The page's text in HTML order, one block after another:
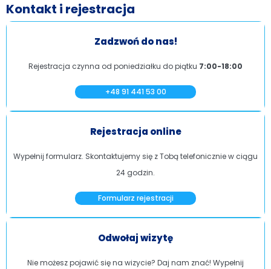
Kontakt i rejestracja
Zadzwoń do nas!
Rejestracja czynna od poniedziałku do piątku 7:00-18:00
+48 91 441 53 00
Rejestracja online
Wypełnij formularz. Skontaktujemy się z Tobą telefonicznie w ciągu
24 godzin.
Formularz rejestracji
Odwołaj wizytę
Nie możesz pojawić się na wizycie? Daj nam znać! Wypełnij